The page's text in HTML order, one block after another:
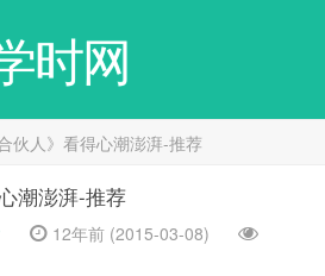
时网
伙人》看得心潮澎湃-推荐
潮澎湃-推荐
12年前 (2015-03-08)